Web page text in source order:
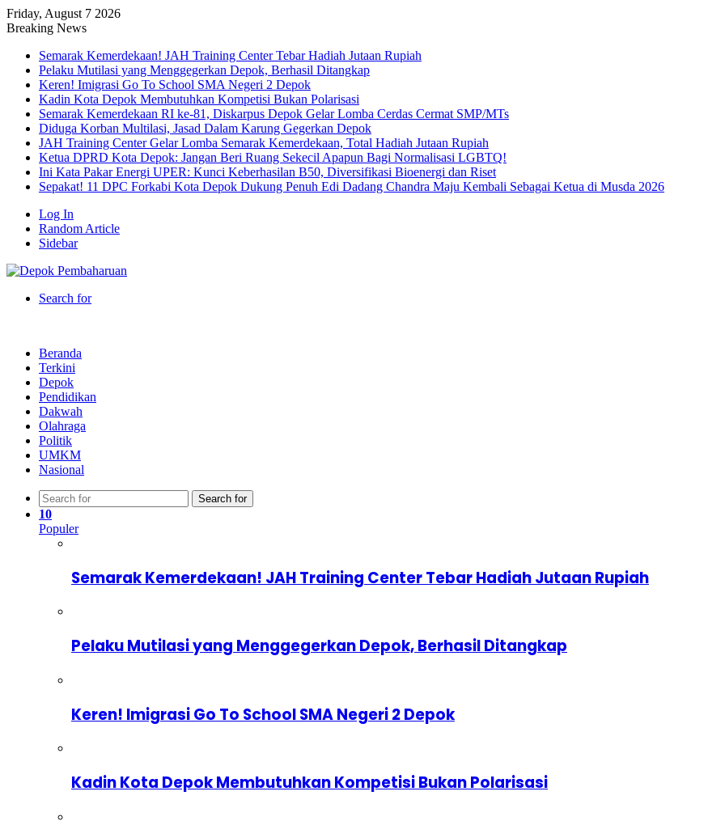
Friday, August 7 2026
Breaking News
Semarak Kemerdekaan! JAH Training Center Tebar Hadiah Jutaan Rupiah
Pelaku Mutilasi yang Menggegerkan Depok, Berhasil Ditangkap
Keren! Imigrasi Go To School SMA Negeri 2 Depok
Kadin Kota Depok Membutuhkan Kompetisi Bukan Polarisasi
Semarak Kemerdekaan RI ke-81, Diskarpus Depok Gelar Lomba Cerdas Cermat SMP/MTs
Diduga Korban Multilasi, Jasad Dalam Karung Gegerkan Depok
JAH Training Center Gelar Lomba Semarak Kemerdekaan, Total Hadiah Jutaan Rupiah
Ketua DPRD Kota Depok: Jangan Beri Ruang Sekecil Apapun Bagi Normalisasi LGBTQ!
Ini Kata Pakar Energi UPER: Kunci Keberhasilan B50, Diversifikasi Bioenergi dan Riset
Sepakat! 11 DPC Forkabi Kota Depok Dukung Penuh Edi Dadang Chandra Maju Kembali Sebagai Ketua di Musda 2026
Log In
Random Article
Sidebar
Search for
Beranda
Terkini
Depok
Pendidikan
Dakwah
Olahraga
Politik
UMKM
Nasional
Search for
10
Populer
Semarak Kemerdekaan! JAH Training Center Tebar Hadiah Jutaan Rupiah
Pelaku Mutilasi yang Menggegerkan Depok, Berhasil Ditangkap
Keren! Imigrasi Go To School SMA Negeri 2 Depok
Kadin Kota Depok Membutuhkan Kompetisi Bukan Polarisasi